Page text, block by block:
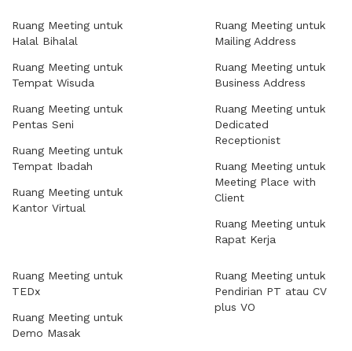
Ruang Meeting untuk
Halal Bihalal
Ruang Meeting untuk
Tempat Wisuda
Ruang Meeting untuk
Pentas Seni
Ruang Meeting untuk
Tempat Ibadah
Ruang Meeting untuk
Kantor Virtual
Ruang Meeting untuk
Mailing Address
Ruang Meeting untuk
Business Address
Ruang Meeting untuk
Dedicated
Receptionist
Ruang Meeting untuk
Meeting Place with
Client
Ruang Meeting untuk
Rapat Kerja
Ruang Meeting untuk
TEDx
Ruang Meeting untuk
Demo Masak
Ruang Meeting untuk
Pendirian PT atau CV
plus VO